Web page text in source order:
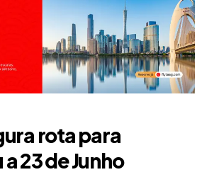
rota para
23 de Junho